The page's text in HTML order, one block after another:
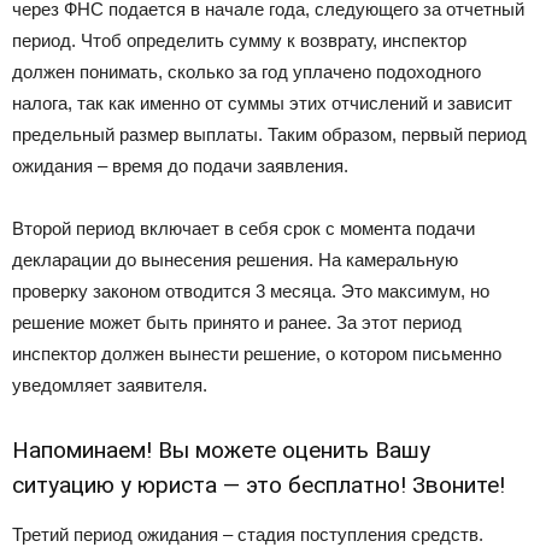
через ФНС подается в начале года, следующего за отчетный
период. Чтоб определить сумму к возврату, инспектор
должен понимать, сколько за год уплачено подоходного
налога, так как именно от суммы этих отчислений и зависит
предельный размер выплаты. Таким образом, первый период
ожидания – время до подачи заявления.
Второй период включает в себя срок с момента подачи
декларации до вынесения решения. На камеральную
проверку законом отводится 3 месяца. Это максимум, но
решение может быть принято и ранее. За этот период
инспектор должен вынести решение, о котором письменно
уведомляет заявителя.
Напоминаем! Вы можете оценить Вашу
ситуацию у юриста — это бесплатно! Звоните!
Третий период ожидания – стадия поступления средств.